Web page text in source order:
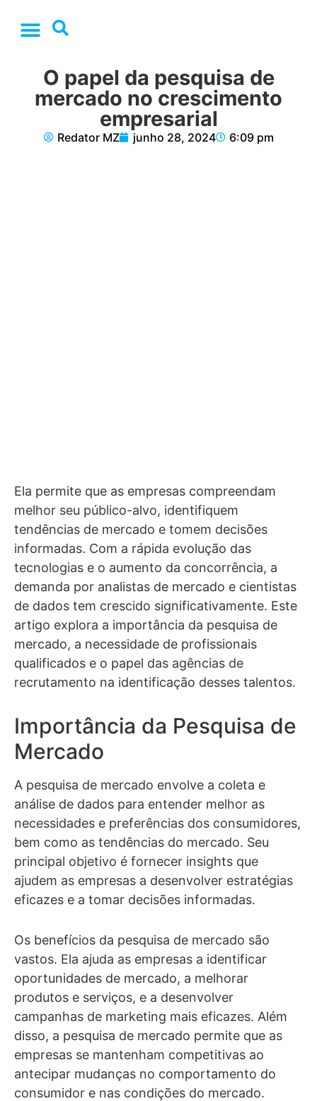
O papel da pesquisa de
mercado no crescimento
empresarial
Redator MZ junho 28, 2024 6:09 pm
Ela permite que as empresas compreendam
melhor seu público-alvo, identifiquem
tendências de mercado e tomem decisões
informadas. Com a rápida evolução das
tecnologias e o aumento da concorrência, a
demanda por analistas de mercado e cientistas
de dados tem crescido significativamente. Este
artigo explora a importância da pesquisa de
mercado, a necessidade de profissionais
qualificados e o papel das agências de
recrutamento na identificação desses talentos.
Importância da Pesquisa de
Mercado
A pesquisa de mercado envolve a coleta e
análise de dados para entender melhor as
necessidades e preferências dos consumidores,
bem como as tendências do mercado. Seu
principal objetivo é fornecer insights que
ajudem as empresas a desenvolver estratégias
eficazes e a tomar decisões informadas.
Os benefícios da pesquisa de mercado são
vastos. Ela ajuda as empresas a identificar
oportunidades de mercado, a melhorar
produtos e serviços, e a desenvolver
campanhas de marketing mais eficazes. Além
disso, a pesquisa de mercado permite que as
empresas se mantenham competitivas ao
antecipar mudanças no comportamento do
consumidor e nas condições do mercado.